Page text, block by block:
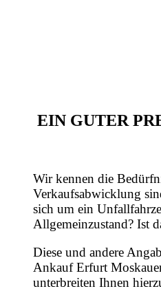
EIN GUTER
Wir kennen die
Verkaufsabwicklung
sich um ein
Allgemeinzustand? Ist
Diese und andere
Ankauf Erfurt
unterbreiten Ihnen